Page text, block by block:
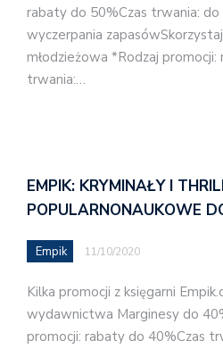
rabaty do 50%Czas trwania:
wyczerpania
młodzieżowa *Rodzaj
trwania:…
EMPIK: KRYMINAŁY I
POPULARNONAUKOWE
Empik 11/10/2020
Kilka promocji z księgarni
wydawnictwa Marginesy do
promocji: rabaty do 40%Czas